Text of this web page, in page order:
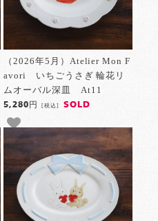
（2026年5月）Atelier Mon F
avori いちごうさぎ 輪花リ
ムオーバル深皿 At11
5,280円 [税込] SOLD